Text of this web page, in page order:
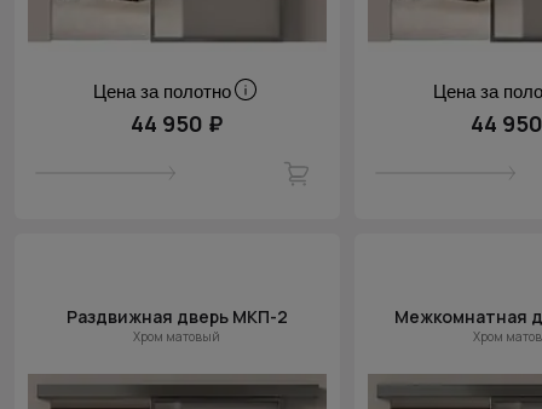
Цена за полотно
44 950 ₽
Цена за
44
Раздвижная дверь МКП-2
Хром матовый
Межкомнатная
Хром